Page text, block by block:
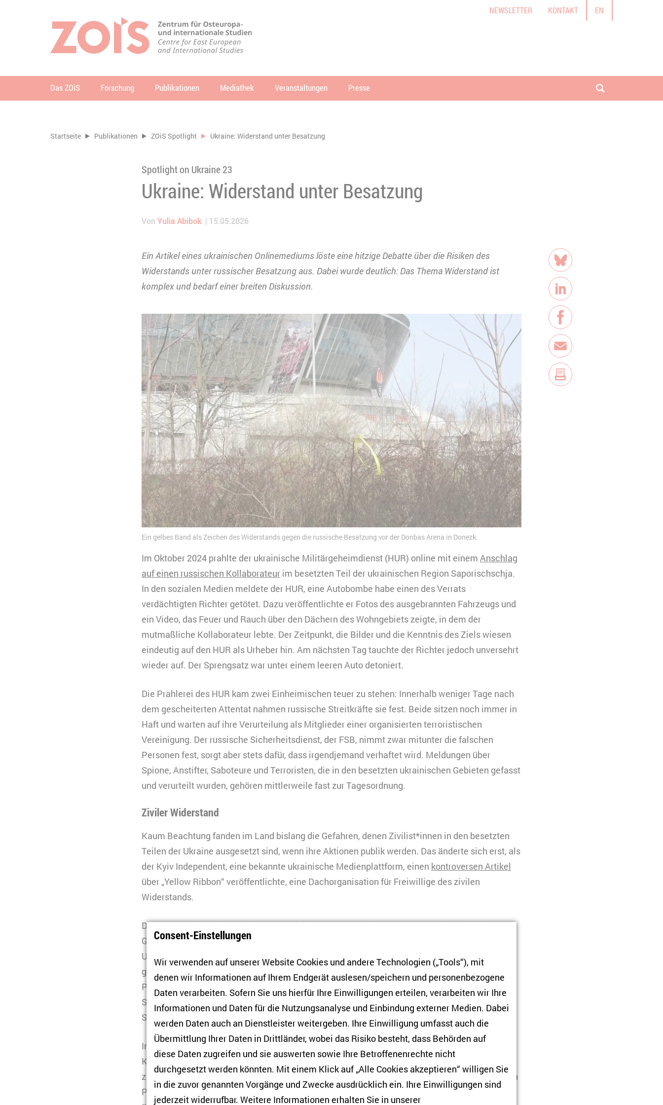
NEWSLETTER KONTAKT EN
Das ZOiS Forschung Publikationen Mediathek Veranstaltungen Presse Suche öffnen
Sie befinden sich hier:
Startseite Publikationen ZOiS Spotlight Ukraine: Widerstand unter Besatzung
Spotlight on Ukraine 23
Ukraine: Widerstand unter Besatzung
Von Yulia Abibok 15.05.2026
Ein Artikel eines ukrainischen Onlinemediums löste eine hitzige Debatte über die Risiken des
Widerstands unter russischer Besatzung aus. Dabei wurde deutlich: Das Thema Widerstand ist
komplex und bedarf einer breiten Diskussion.
Ein gelbes Band als Zeichen des Widerstands gegen die russische Besatzung vor der Donbas Arena in Donezk.
Im Oktober 2024 prahlte der ukrainische Militärgeheimdienst (HUR) online mit einem Anschlag
auf einen russischen Kollaborateur im besetzten Teil der ukrainischen Region Saporischschja.
In den sozialen Medien meldete der HUR, eine Autobombe habe einen des Verrats
verdächtigten Richter getötet. Dazu veröffentlichte er Fotos des ausgebrannten Fahrzeugs und
ein Video, das Feuer und Rauch über den Dächern des Wohngebiets zeigte, in dem der
mutmaßliche Kollaborateur lebte. Der Zeitpunkt, die Bilder und die Kenntnis des Ziels wiesen
eindeutig auf den HUR als Urheber hin. Am nächsten Tag tauchte der Richter jedoch unversehrt
wieder auf. Der Sprengsatz war unter einem leeren Auto detoniert.
Die Prahlerei des HUR kam zwei Einheimischen teuer zu stehen: Innerhalb weniger Tage nach
dem gescheiterten Attentat nahmen russische Streitkräfte sie fest. Beide sitzen noch immer in
Haft und warten auf ihre Verurteilung als Mitglieder einer organisierten terroristischen
Vereinigung. Der russische Sicherheitsdienst, der FSB, nimmt zwar mitunter die falschen
Personen fest, sorgt aber stets dafür, dass irgendjemand verhaftet wird. Meldungen über
Spione, Anstifter, Saboteure und Terroristen, die in den besetzten ukrainischen Gebieten gefasst
und verurteilt wurden, gehören mittlerweile fast zur Tagesordnung.
Ziviler Widerstand
Kaum Beachtung fanden im Land bislang die Gefahren, denen Zivilist*innen in den besetzten
Teilen der Ukraine ausgesetzt sind, wenn ihre Aktionen publik werden. Das änderte sich erst, als
der Kyiv Independent, eine bekannte ukrainische Medienplattform, einen kontroversen Artikel
über „Yellow Ribbon“ veröffentlichte, eine Dachorganisation für Freiwillige des zivilen
Widerstands.
Der Name bezieht sich auf eine der Aktivitäten, zu denen ein Telegram-Bot die Freiwilligen der
Gruppe aufrief: Sie sollten ein Foto von einem gelben Band mit einem Ort im besetzten Teil der
Ukraine im Hintergrund aufnehmen. Inzwischen sind die Aufgaben komplizierter und riskanter
geworden. Laut dem Bericht des Kyiv Independent
sind die Verantwortlichen für den Bot
Privatpersonen, die die Freiwilligen aus der Ferne anweisen, nur dürftige Kenntnisse über die
Sicherheitslage unter russischer Besatzung aufweisen und keine Verantwortung für die
Sicherheit der Freiwilligen übernehmen.
In der heutigen Ukraine sind öffentliche Skandale häufig und deshalb kurzlebig. Der Artikel im
Kyiv Independent ist längst von neueren Themen verdrängt worden und droht in Vergessenheit
zu geraten. Doch die Argumente, die Befürworter*innen und Gegner*innen der angesprochenen
Punkte anschließend vorbrachten, wiegen zu schwer, als dass man zur Tagesordnung
Teilen
Bluesky
LinkedIn
Facebook
E-Mail
Consent-Einstellungen
Wir verwenden auf unserer Website Cookies und andere Technologien („Tools“), mit
denen wir Informationen auf Ihrem Endgerät auslesen/speichern und personenbezogene
Daten verarbeiten. Sofern Sie uns hierfür Ihre Einwilligungen erteilen, verarbeiten wir Ihre
Informationen und Daten für die Nutzungsanalyse und Einbindung externer Medien. Dabei
werden Daten auch an Dienstleister weitergeben. Ihre Einwilligung umfasst auch die
Übermittlung Ihrer Daten in Drittländer, wobei das Risiko besteht, dass Behörden auf
diese Daten zugreifen und sie auswerten sowie Ihre Betroffenenrechte nicht
durchgesetzt werden könnten. Mit einem Klick auf „Alle Cookies akzeptieren“ willigen Sie
in die zuvor genannten Vorgänge und Zwecke ausdrücklich ein. Ihre Einwilligungen sind
jederzeit widerrufbar. Weitere Informationen erhalten Sie in unserer